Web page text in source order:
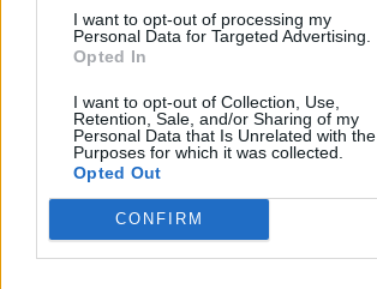
I want to opt-out of processing my
Personal Data for Targeted Advertising.
Opted In
I want to opt-out of Collection, Use,
Retention, Sale, and/or Sharing of my
Personal Data that Is Unrelated with the
Purposes for which it was collected.
Opted Out
CONFIRM
Holnapután